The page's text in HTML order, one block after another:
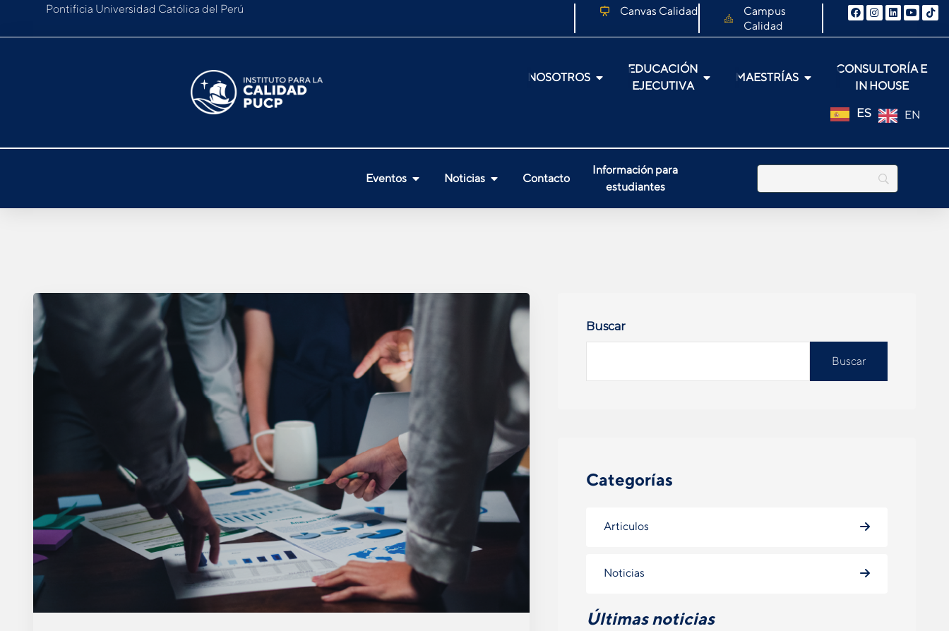
Pontificia Universidad Católica del Perú Canvas Calidad
Campus
Calidad
NOSOTROS
EDUCACIÓN
EJECUTIVA
MAESTRÍAS
CONSULTORÍA E
IN HOUSE
ES EN
Eventos Noticias Contacto
Información para
estudiantes
Buscar
Buscar
Categorías
Articulos
Noticias
Últimas noticias